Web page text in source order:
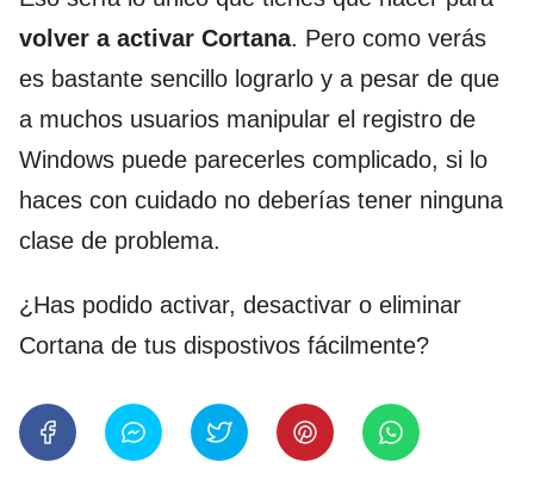
volver a activar Cortana. Pero como verás
es bastante sencillo lograrlo y a pesar de que
a muchos usuarios manipular el registro de
Windows puede parecerles complicado, si lo
haces con cuidado no deberías tener ninguna
clase de problema.
¿Has podido activar, desactivar o eliminar
Cortana de tus dispostivos fácilmente?